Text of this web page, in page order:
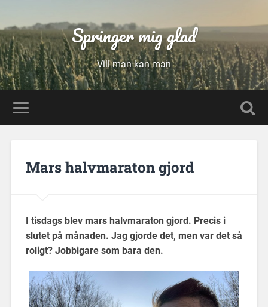
Springer mig glad
Vill man kan man
Mars halvmaraton gjord
I tisdags blev mars halvmaraton gjord. Precis i
slutet på månaden. Jag gjorde det, men var det så
roligt? Jobbigare som bara den.